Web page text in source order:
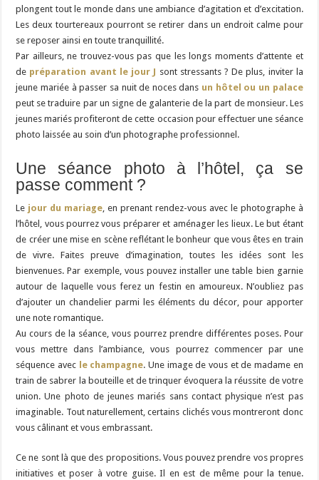
plongent tout le monde dans une ambiance d’agitation et d’excitation.
Les deux tourtereaux pourront se retirer dans un endroit calme pour
se reposer ainsi en toute tranquillité.
Par ailleurs, ne trouvez-vous pas que les longs moments d’attente et
de préparation avant le jour J sont stressants ? De plus, inviter la
jeune mariée à passer sa nuit de noces dans un hôtel ou un palace
peut se traduire par un signe de galanterie de la part de monsieur. Les
jeunes mariés profiteront de cette occasion pour effectuer une séance
photo laissée au soin d’un photographe professionnel.
Une séance photo à l’hôtel, ça se
passe comment ?
Le jour du mariage, en prenant rendez-vous avec le photographe à
l’hôtel, vous pourrez vous préparer et aménager les lieux. Le but étant
de créer une mise en scène reflétant le bonheur que vous êtes en train
de vivre. Faites preuve d’imagination, toutes les idées sont les
bienvenues. Par exemple, vous pouvez installer une table bien garnie
autour de laquelle vous ferez un festin en amoureux. N’oubliez pas
d’ajouter un chandelier parmi les éléments du décor, pour apporter
une note romantique.
Au cours de la séance, vous pourrez prendre différentes poses. Pour
vous mettre dans l’ambiance, vous pourrez commencer par une
séquence avec le champagne. Une image de vous et de madame en
train de sabrer la bouteille et de trinquer évoquera la réussite de votre
union. Une photo de jeunes mariés sans contact physique n’est pas
imaginable. Tout naturellement, certains clichés vous montreront donc
vous câlinant et vous embrassant.
Ce ne sont là que des propositions. Vous pouvez prendre vos propres
initiatives et poser à votre guise. Il en est de même pour la tenue.